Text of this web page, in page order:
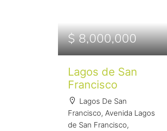
$ 8,000,000
Lagos de San
Francisco
Lagos De San
Francisco, Avenida Lagos
de San Francisco,